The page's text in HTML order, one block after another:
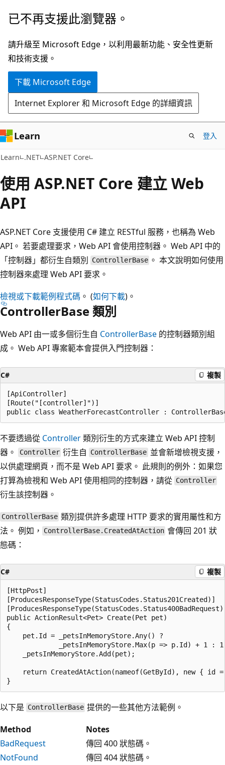
跳
主
要
內
已不再支援此瀏覽器。
請升級至 Microsoft Edge，以利用最新功能、安全性更新
和技術支援。
下載 Microsoft Edge
Internet Explorer 和 Microsoft Edge 的詳細資訊
Learn 登入
Learn .NET ASP.NET Core
使用 ASP.NET Core 建立 Web
API
ASP.NET Core 支援使用 C# 建立 RESTful 服務，也稱為 Web
API。 若要處理要求，Web API 會使用控制器。 Web API 中的
「控制器」 都衍生自類別 ControllerBase 。 本文說明如何使用
控制器來處理 Web API 要求。
檢視或下載範例程式碼 。 (如何下載)。
ControllerBase 類別
Web API 由一或多個衍生自 ControllerBase 的控制器類別組
成。 Web API 專案範本會提供入門控制器：
C# 複製
[ApiController]
[Route("[controller]")]
不要透過從 Controller類別衍生的方式來建立 Web API 控制
器。
Controller 衍生自 ControllerBase 並會新增檢視支援，
以供處理網頁，而不是 Web API 要求。 此規則的例外：如果您
打算為檢視和 Web API 使用相同的控制器，請從 Controller
衍生該控制器。
ControllerBase 類別提供許多處理 HTTP 要求的實用屬性和方
法。 例如，
ControllerBase.CreatedAtAction 會傳回 201 狀
態碼：
C# 複製
[HttpPost]
[ProducesResponseType(StatusCodes.Status201Created)]
public ActionResult<Pet> Create(Pet pet)
{
    pet.Id = _petsInMemoryStore.Any() ?
_petsInMemoryStore.Max(p => p.Id) + 1 :
    _petsInMemoryStore.Add(pet);
return CreatedAtAction(nameof(GetById), new { id
以下是 ControllerBase 提供的一些其他方法範例。
Method
Notes
BadRequest
傳回 400 狀態碼。
NotFound
傳回 404 狀態碼。